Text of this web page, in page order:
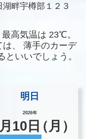
畔宇樽部１２３
最高気温は 23℃。
、
薄手のカーデ
といいでしょう。
明日
2026年
10 日（月）